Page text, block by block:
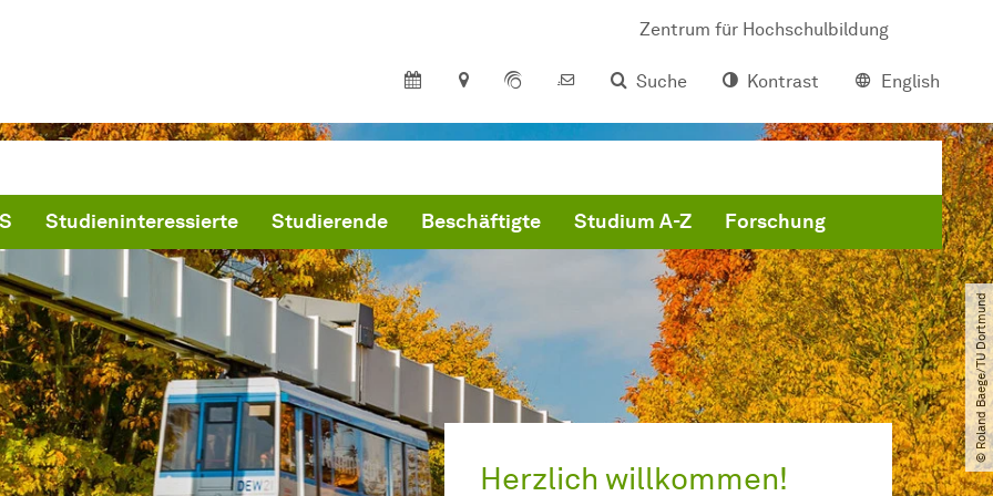
Zentrum für Hochschulbildung
Suche
Kontrast English
Studieninteressierte Studierende Beschäftigte Studium A-Z Forschung
© Roland Baege​/​TU Dortmund
Herzlich willkommen!